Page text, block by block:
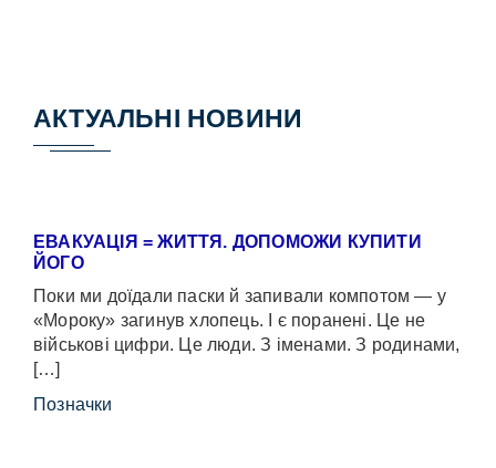
АКТУАЛЬНІ НОВИНИ
ЕВАКУАЦІЯ = ЖИТТЯ. ДОПОМОЖИ КУПИТИ
ЙОГО
Поки ми доїдали паски й запивали компотом — у
«Мороку» загинув хлопець. І є поранені. Це не
військові цифри. Це люди. З іменами. З родинами,
[…]
Позначки